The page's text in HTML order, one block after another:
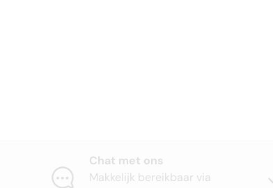
Chat met ons
Makkelijk bereikbaar via